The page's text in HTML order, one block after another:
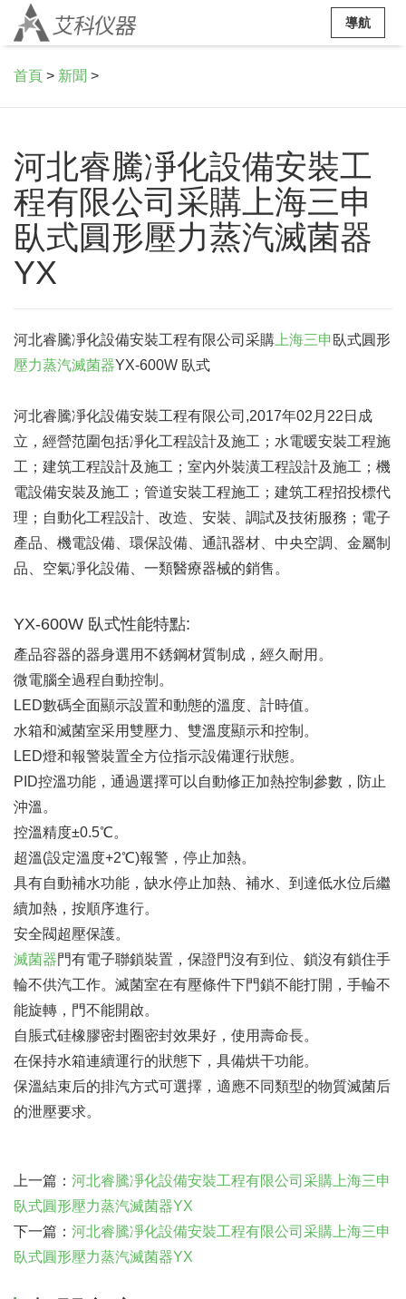
導航
首頁 > 新聞 >
河北睿騰凈化設備安裝工
程有限公司采購上海三申
臥式圓形壓力蒸汽滅菌器
YX
河北睿騰凈化設備安裝工程有限公司采購 上海三申 臥式圓形
壓力蒸汽滅菌器YX-600W 臥式
河北睿騰凈化設備安裝工程有限公司,2017年02月22日成
立，經營范圍包括凈化工程設計及施工；水電暖安裝工程施
工；建筑工程設計及施工；室內外裝潢工程設計及施工；機
電設備安裝及施工；管道安裝工程施工；建筑工程招投標代
理；自動化工程設計、改造、安裝、調試及技術服務；電子
產品、機電設備、環保設備、通訊器材、中央空調、金屬制
品、空氣凈化設備、一類醫療器械的銷售。
YX-600W 臥式性能特點:
產品容器的器身選用不銹鋼材質制成，經久耐用。
微電腦全過程自動控制。
LED數碼全面顯示設置和動態的溫度、計時值。
水箱和滅菌室采用雙壓力、雙溫度顯示和控制。
LED燈和報警裝置全方位指示設備運行狀態。
PID控溫功能，通過選擇可以自動修正加熱控制參數，防止
沖溫。
控溫精度±0.5℃。
超溫(設定溫度+2℃)報警，停止加熱。
具有自動補水功能，缺水停止加熱、補水、到達低水位后繼
續加熱，按順序進行。
安全閥超壓保護。
滅菌器門有電子聯鎖裝置，保證門沒有到位、鎖沒有鎖住手
輪不供汽工作。滅菌室在有壓條件下門鎖不能打開，手輪不
能旋轉，門不能開啟。
自脹式硅橡膠密封圈密封效果好，使用壽命長。
在保持水箱連續運行的狀態下，具備烘干功能。
保溫結束后的排汽方式可選擇，適應不同類型的物質滅菌后
的泄壓要求。
上一篇： 河北睿騰凈化設備安裝工程有限公司采購上海三申
臥式圓形壓力蒸汽滅菌器YX
下一篇： 河北睿騰凈化設備安裝工程有限公司采購上海三申
臥式圓形壓力蒸汽滅菌器YX